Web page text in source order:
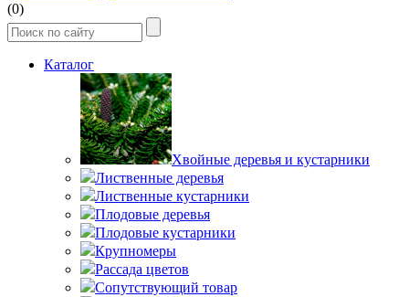
(0)
Каталог
Хвойные деревья и кустарники
Лиственные деревья
Лиственные кустарники
Плодовые деревья
Плодовые кустарники
Крупномеры
Рассада цветов
Сопутствующий товар